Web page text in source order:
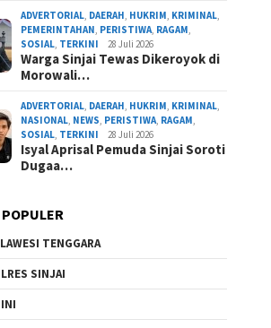
Proyek Sekolah
Laptop, Resmob Polres Sinjai
By Admin Redaksi
ADVERTORIAL, DAERAH, HUKRIM, KRIMINAL,
PEMERINTAHAN, PERISTIWA, RAGAM,
SOSIAL, TERKINI 28 Juli 2026
Warga Sinjai Tewas Dikeroyok di
Morowali…
ADVERTORIAL, DAERAH, HUKRIM, KRIMINAL,
NASIONAL, NEWS, PERISTIWA, RAGAM,
SOSIAL, TERKINI 28 Juli 2026
Isyal Aprisal Pemuda Sinjai Soroti
Dugaa…
TENGGARA
SINJAI